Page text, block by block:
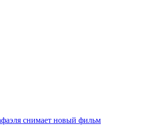
снимает новый фильм